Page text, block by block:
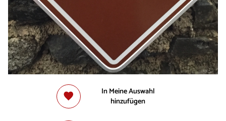
In Meine Auswahl
hinzufügen